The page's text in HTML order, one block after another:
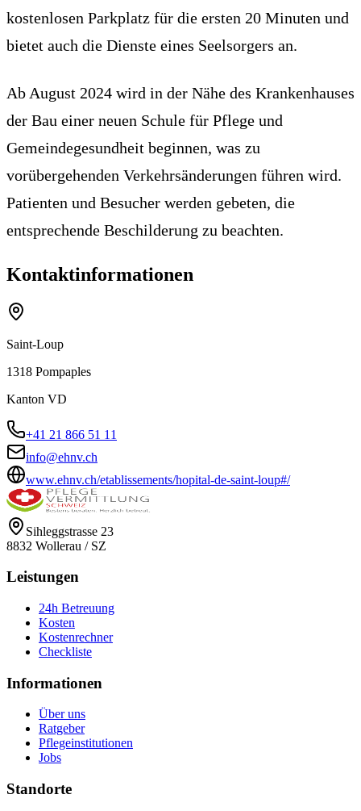
kostenlosen Parkplatz für die ersten 20 Minuten und
bietet auch die Dienste eines Seelsorgers an.
Ab August 2024 wird in der Nähe des Krankenhauses
der Bau einer neuen Schule für Pflege und
Gemeindegesundheit beginnen, was zu
vorübergehenden Verkehrsänderungen führen wird.
Patienten und Besucher werden gebeten, die
entsprechende Beschilderung zu beachten.
Kontaktinformationen
Saint-Loup
1318 Pompaples
Kanton VD
+41 21 866 51 11
info@ehnv.ch
www.ehnv.ch/etablissements/hopital-de-saint-loup#/
Sihleggstrasse 23
8832 Wollerau / SZ
Leistungen
24h Betreuung
Kosten
Kostenrechner
Checkliste
Informationen
Über uns
Ratgeber
Pflegeinstitutionen
Jobs
Standorte